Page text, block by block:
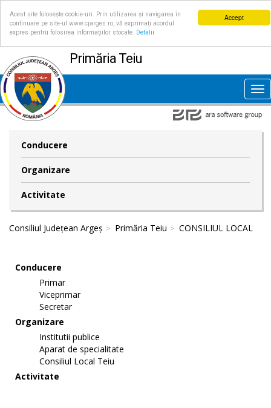
Accept
Acest site folosește cookie-uri. Prin utilizarea și navigarea în
continuare pe site-ul www.cjarges.ro, vă exprimați acordul
expres pentru folosirea informațiilor stocate.
Detalii
Primăria Teiu
Conducere
Organizare
Activitate
Consiliul Județean Argeș Primăria Teiu CONSILIUL LOCAL
Conducere
Primar
Viceprimar
Secretar
Organizare
Institutii publice
Aparat de specialitate
Consiliul Local Teiu
Activitate